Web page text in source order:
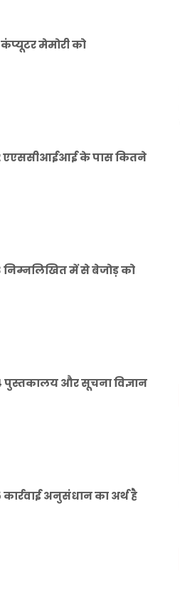
मेमोरी को
एएससीआईआई के पास कितने
में से बेजोड़ को
और सूचना विज्ञान
अनुसंधान का अर्थ है